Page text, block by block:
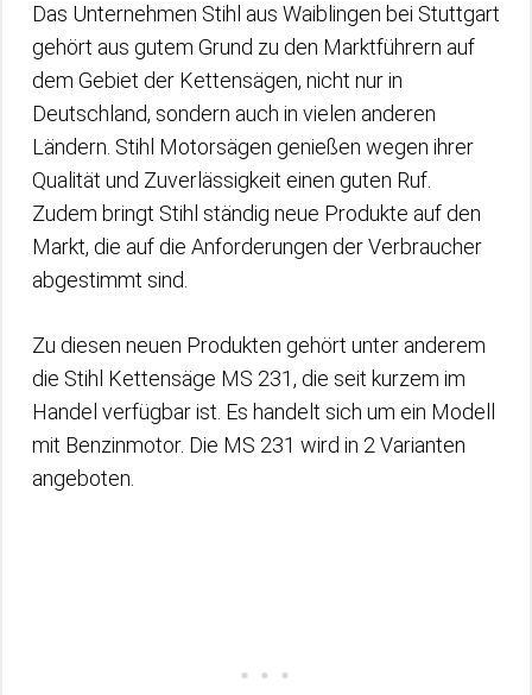
Das Unternehmen Stihl aus Waiblingen bei Stuttgart
gehört aus gutem Grund zu den Marktführern auf
dem Gebiet der Kettensägen, nicht nur in
Deutschland, sondern auch in vielen anderen
Ländern. Stihl Motorsägen genießen wegen ihrer
Qualität und Zuverlässigkeit einen guten Ruf.
Zudem bringt Stihl ständig neue Produkte auf den
Markt, die auf die Anforderungen der Verbraucher
abgestimmt sind.
Zu diesen neuen Produkten gehört unter anderem
die Stihl Kettensäge MS 231, die seit kurzem im
Handel verfügbar ist. Es handelt sich um ein Modell
mit Benzinmotor. Die MS 231 wird in 2 Varianten
angeboten.